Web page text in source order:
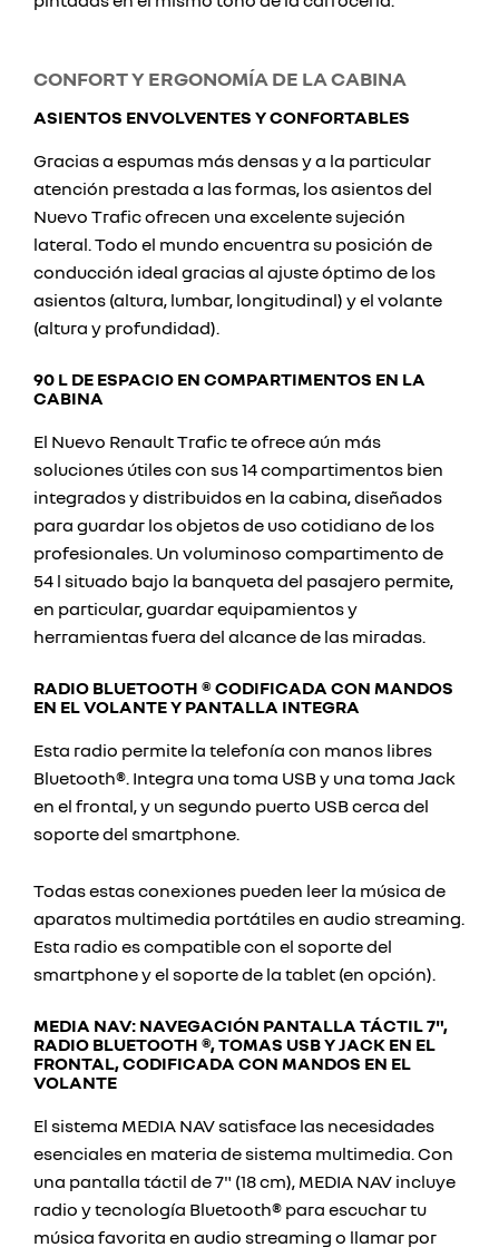
CONFORT Y ERGONOMÍA DE LA CABINA
ASIENTOS ENVOLVENTES Y CONFORTABLES
Gracias a espumas más densas y a la particular
atención prestada a las formas, los asientos del
Nuevo Trafic ofrecen una excelente sujeción
lateral. Todo el mundo encuentra su posición de
conducción ideal gracias al ajuste óptimo de los
asientos (altura, lumbar, longitudinal) y el volante
(altura y profundidad).
90 L DE ESPACIO EN COMPARTIMENTOS EN LA
CABINA
El Nuevo Renault Trafic te ofrece aún más
soluciones útiles con sus 14 compartimentos bien
integrados y distribuidos en la cabina, diseñados
para guardar los objetos de uso cotidiano de los
profesionales. Un voluminoso compartimento de
54 l situado bajo la banqueta del pasajero permite,
en particular, guardar equipamientos y
herramientas fuera del alcance de las miradas.
RADIO BLUETOOTH ® CODIFICADA CON MANDOS
EN EL VOLANTE Y PANTALLA INTEGRA
Esta radio permite la telefonía con manos libres
Bluetooth®. Integra una toma USB y una toma Jack
en el frontal, y un segundo puerto USB cerca del
soporte del smartphone.
Todas estas conexiones pueden leer la música de
aparatos multimedia portátiles en audio streaming.
Esta radio es compatible con el soporte del
smartphone y el soporte de la tablet (en opción).
MEDIA NAV: NAVEGACIÓN PANTALLA TÁCTIL 7",
RADIO BLUETOOTH ®, TOMAS USB Y JACK EN EL
FRONTAL, CODIFICADA CON MANDOS EN EL
VOLANTE
El sistema MEDIA NAV satisface las necesidades
esenciales en materia de sistema multimedia. Con
una pantalla táctil de 7" (18 cm), MEDIA NAV incluye
radio y tecnología Bluetooth® para escuchar tu
música favorita en audio streaming o llamar por